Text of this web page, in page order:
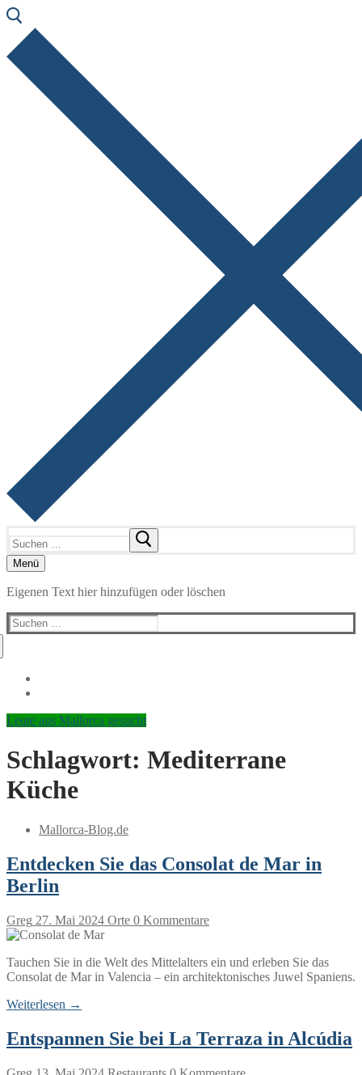
nach:
Menü
Eigenen Text hier hinzufügen oder löschen
Suchen
nach:
Leute aus Mallorca gesucht
Schlagwort: Mediterrane
Küche
Mallorca-Blog.de
Entdecken Sie das Consolat de Mar in
Berlin
Greg 27. Mai 2024 Orte 0 Kommentare
Tauchen Sie in die Welt des Mittelalters ein und erleben Sie das
Consolat de Mar in Valencia – ein architektonisches Juwel Spaniens.
Weiterlesen →
Entspannen Sie bei La Terraza in Alcúdia